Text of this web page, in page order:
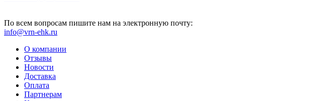
По всем вопросам пишите нам на электронную почту:
info@vrn-ehk.ru
О компании
Отзывы
Новости
Доставка
Оплата
Партнерам